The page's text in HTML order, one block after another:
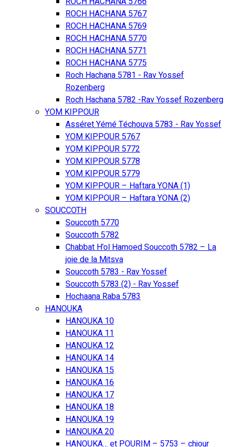
ROCH HACHANA 5767
ROCH HACHANA 5769
ROCH HACHANA 5770
ROCH HACHANA 5771
ROCH HACHANA 5775
Roch Hachana 5781 - Rav Yossef
Rozenberg
Roch Hachana 5782 -Rav Yossef Rozenberg
YOM KIPPOUR
Asséret Yémé Téchouva 5783 - Rav Yossef
YOM KIPPOUR 5767
YOM KIPPOUR 5772
YOM KIPPOUR 5778
YOM KIPPOUR 5779
YOM KIPPOUR – Haftara YONA (1)
YOM KIPPOUR – Haftara YONA (2)
SOUCCOTH
Souccoth 5770
Souccoth 5782
Chabbat H’ol Hamoed Souccoth 5782 – La
joie de la Mitsva
Souccoth 5783 - Rav Yossef
Souccoth 5783 (2) - Rav Yossef
Hochaana Raba 5783
HANOUKA
HANOUKA 10
HANOUKA 11
HANOUKA 12
HANOUKA 14
HANOUKA 15
HANOUKA 16
HANOUKA 17
HANOUKA 18
HANOUKA 19
HANOUKA 20
HANOUKA… et POURIM – 5753 – chiour